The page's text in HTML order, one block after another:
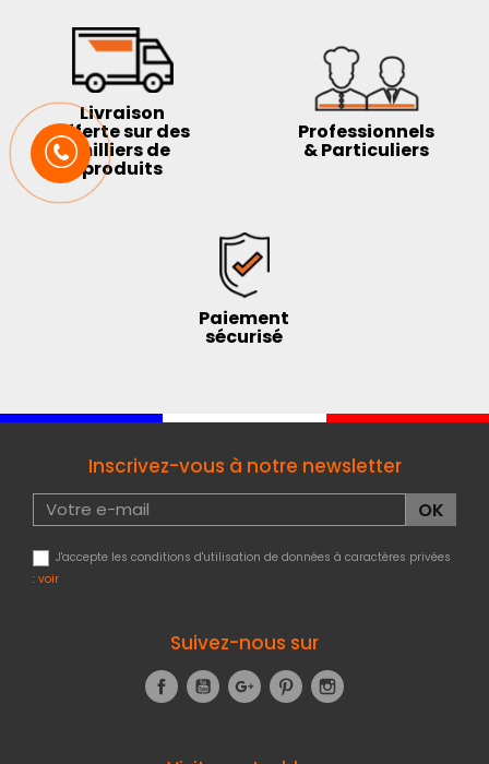
Livraison
offerte sur des
milliers de
produits
Professionnels
& Particuliers
Paiement
sécurisé
Inscrivez-vous à notre newsletter
J'accepte les conditions d'utilisation de données à caractères privées
: voir
Suivez-nous sur
FacebookYouTubeGoogle+Pinterest